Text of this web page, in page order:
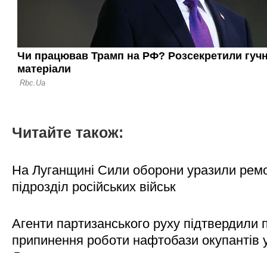
Читайте також:
На Луганщині Сили оборони уразили
підрозділ російських військ
Агенти партизанського руху підтвердили
припинення роботи нафтобази окупантів